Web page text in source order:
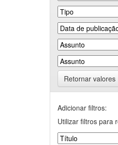
Retornar valores
Adicionar filtros:
Utilizar filtros para